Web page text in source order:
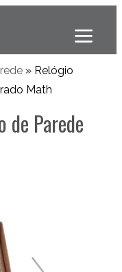
» Relógio
Math
de Parede